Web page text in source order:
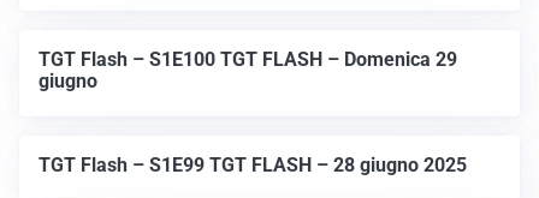
TGT Flash – S1E100 TGT FLASH – Domenica 29
giugno
TGT Flash – S1E99 TGT FLASH – 28 giugno 2025